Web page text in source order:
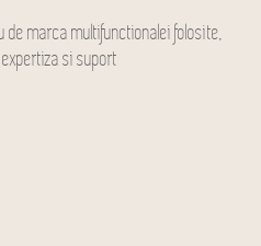
de marca multifunctionalei folosite,
si suport